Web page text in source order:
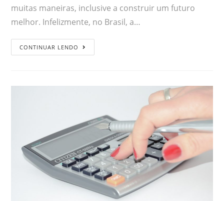
muitas maneiras, inclusive a construir um futuro
melhor. Infelizmente, no Brasil, a…
CONTINUAR LENDO